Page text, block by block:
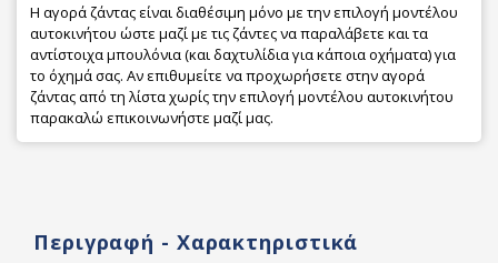
Η αγορά ζάντας είναι διαθέσιμη μόνο με την επιλογή μοντέλου
αυτοκινήτου ώστε μαζί με τις ζάντες να παραλάβετε και τα
αντίστοιχα μπουλόνια (και δαχτυλίδια για κάποια οχήματα) για
το όχημά σας. Αν επιθυμείτε να προχωρήσετε στην αγορά
ζάντας από τη λίστα χωρίς την επιλογή μοντέλου αυτοκινήτου
παρακαλώ επικοινωνήστε μαζί μας.
Περιγραφή - Χαρακτηριστικά